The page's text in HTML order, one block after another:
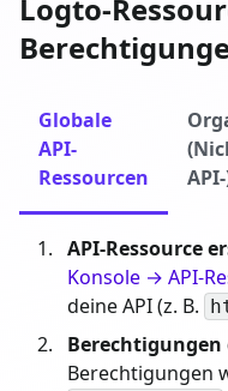
Logto-
Globale
API-
Ressourcen
API-Ressource
Konsole → API-
deine API (z. B.
Berechtigungen